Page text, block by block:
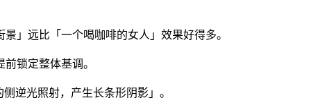
远比「一个喝咖啡的女人」效果好得多。
锁定整体基调。
光照射，产生长条形阴影」。